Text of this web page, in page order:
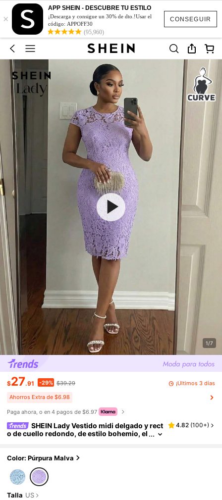
CONSEGUIR
×
APP SHEIN - DESCUBRE TU ESTILO
¡Descarga y consigue un 30% de dto.!Usar el
código: APPOFF30
(95,960)
1/7
$27.91 -29% $39.29 ¡Últimos 3 días
Ahorros Extra de $6.98
Paga ahora, o en 4 pagos de $6.97
SHEIN Lady Vestido midi delgado y rect
o de cuello redondo, de estilo bohemio, el
4.82 (100+)
Color: Púrpura Malva
Talla US